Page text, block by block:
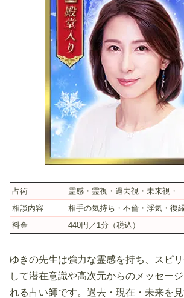
占術
霊感・霊視・過去視・未来視・
相談内容
相手の気持ち・不倫・浮気・復
料金
440円／1分（税込）
ゆきの先生は強力な霊感を持ち、スピ
して潜在意識や高次元からのメッセー
れる占い師です。過去・現在・未来を